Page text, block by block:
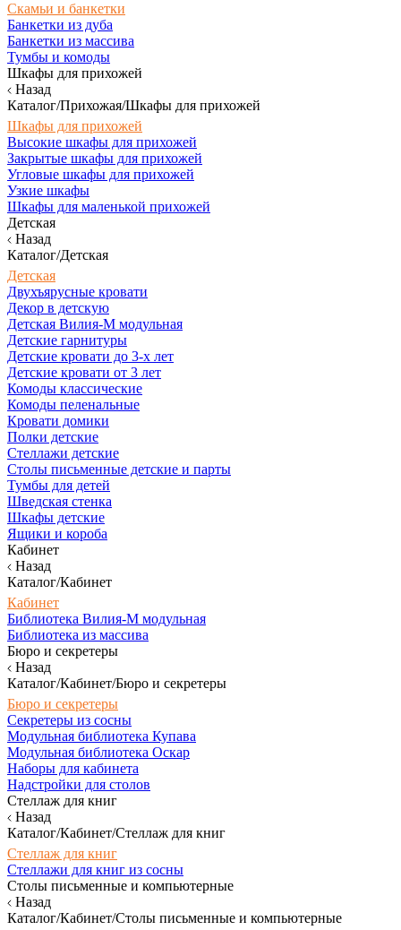
Скамьи и банкетки
Банкетки из дуба
Банкетки из массива
Тумбы и комоды
Шкафы для прихожей
Назад
Каталог/Прихожая/Шкафы для прихожей
Шкафы для прихожей
Высокие шкафы для прихожей
Закрытые шкафы для прихожей
Угловые шкафы для прихожей
Узкие шкафы
Шкафы для маленькой прихожей
Детская
Назад
Каталог/Детская
Детская
Двухъярусные кровати
Декор в детскую
Детская Вилия-М модульная
Детские гарнитуры
Детские кровати до 3-х лет
Детские кровати от 3 лет
Комоды классические
Комоды пеленальные
Кровати домики
Полки детские
Стеллажи детские
Столы письменные детские и парты
Тумбы для детей
Шведская стенка
Шкафы детские
Ящики и короба
Кабинет
Назад
Каталог/Кабинет
Кабинет
Библиотека Вилия-М модульная
Библиотека из массива
Бюро и секретеры
Назад
Каталог/Кабинет/Бюро и секретеры
Бюро и секретеры
Секретеры из сосны
Модульная библиотека Купава
Модульная библиотека Оскар
Наборы для кабинета
Надстройки для столов
Стеллаж для книг
Назад
Каталог/Кабинет/Стеллаж для книг
Стеллаж для книг
Стеллажи для книг из сосны
Столы письменные и компьютерные
Назад
Каталог/Кабинет/Столы письменные и компьютерные